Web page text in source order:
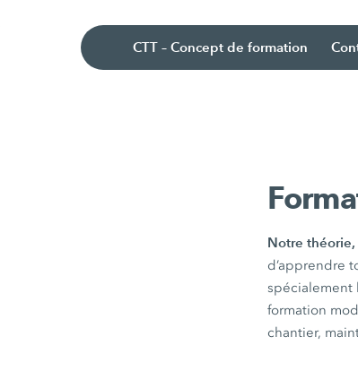
CTT – Concept de formation
Notre théorie,
d’apprendre
spécialement
formation
chantier,